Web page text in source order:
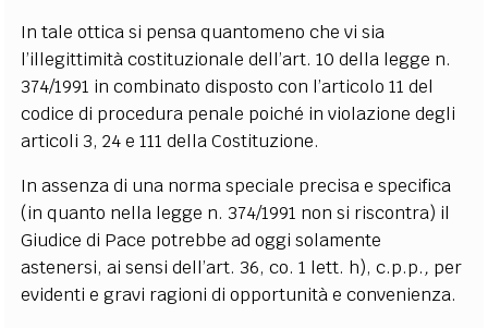
In tale ottica si pensa quantomeno che vi sia
l’illegittimità costituzionale dell’art. 10 della legge n.
374/1991 in combinato disposto con l’articolo 11 del
codice di procedura penale poiché in violazione degli
articoli 3, 24 e 111 della Costituzione.
In assenza di una norma speciale precisa e specifica
(in quanto nella legge n. 374/1991 non si riscontra) il
Giudice di Pace potrebbe ad oggi solamente
astenersi, ai sensi dell’art. 36, co. 1 lett. h), c.p.p., per
evidenti e gravi ragioni di opportunità e convenienza.